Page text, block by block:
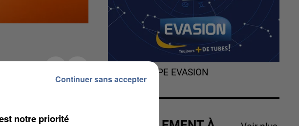
et près de 50
: les
partie de la côte
L'HOROSCOPE EVASION
notre priorité
Continuer sans accepter